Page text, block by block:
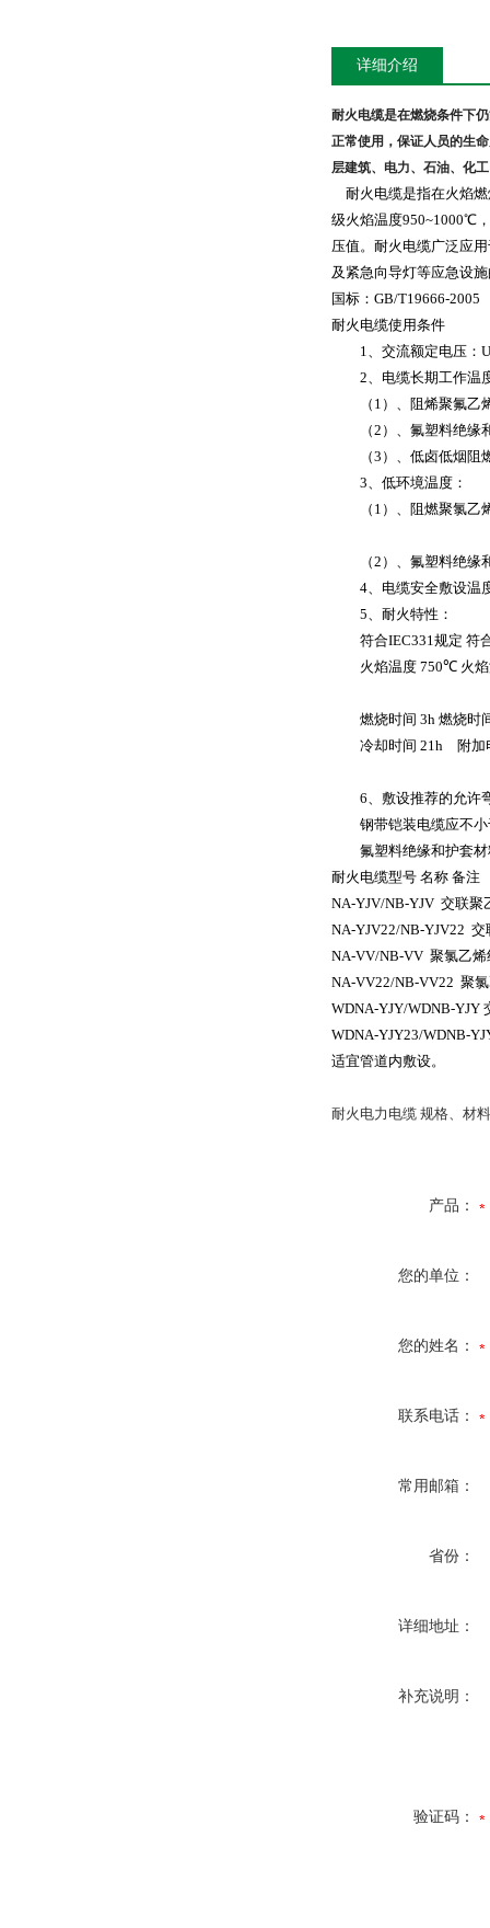
详细介绍
耐火电缆是在燃烧条件下
正常使用，保证人员的生
层建筑、电力、石油、化
耐火电缆是指在火焰燃
级火焰温度950~1000℃，
压值。耐火电缆广泛应
及紧急向导灯等应急设
国标： GB/T19666-2005
耐火电缆使用条件
1、交流额定电压： U
2、电缆长期工作温
（ 1 ）、阻烯聚氟乙
（2 ）、氟塑料绝缘
（3 ）、低卤低烟阻
3、低环境温度：
（ 1 ）、阻燃聚氯乙
（2 ）、氟塑料绝缘
4、电缆安全敷设温
5、耐火特性：
符合IEC331规定 符
火焰温度 750℃ 火
燃烧时间 3h 燃烧时
冷却时间 21h 附加
6、敷设推荐的允许
钢带铠装电缆应不小
氟塑料绝缘和护套材
耐火电缆型号 名称 备注
NA-YJV/NB-YJV 交联聚
NA-YJV22/NB-YJV22 交
NA-VV/NB-VV 聚氯乙
NA-VV22/NB-VV22 聚
WDNA-YJY/WDNB-YJY
WDNA-YJY23/WDNB-
适宜管道内敷设。
耐火电力电缆 规格、材
产品：
您的单位：
您的姓名：
联系电话：
常用邮箱：
省份：
详细地址：
补充说明：
验证码：